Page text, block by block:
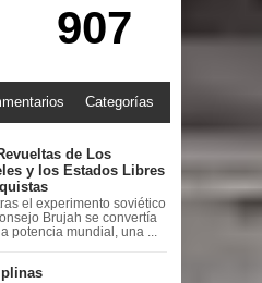
907
Categorías
de Los
y los Estados Libres
el experimento soviético
Brujah se convertía
potencia mundial, una ...